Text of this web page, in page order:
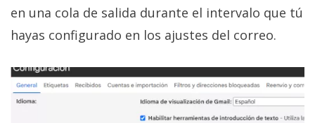
en una cola de salida durante el intervalo que tú
hayas configurado en los ajustes del correo.